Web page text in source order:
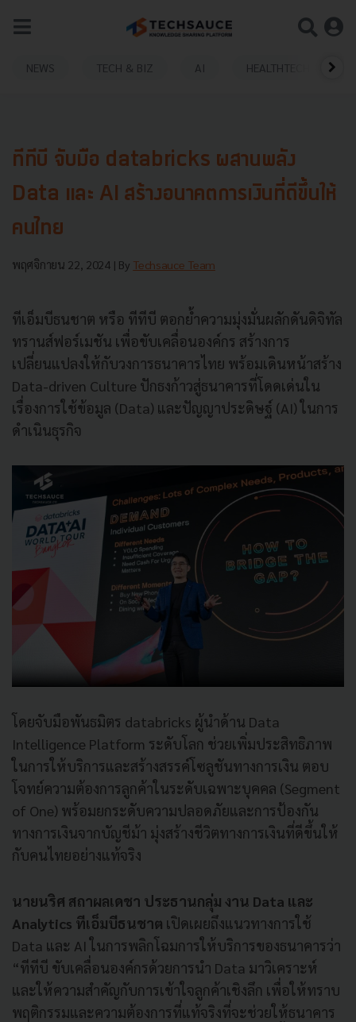
NEWS TECH & BIZ AI HEALTHTECH
ทีทีบี จับมือ databricks ผสานพลัง
Data และ AI สร้างอนาคตการเงินที่ดีขึ้นให้
คนไทย
พฤศจิกายน 22, 2024 | By Techsauce Team
ทีเอ็มบีธนชาต หรือ ทีทีบี ตอกย้ำความมุ่งมั่นผลักดันดิจิทัล
ทรานส์ฟอร์เมชัน เพื่อขับเคลื่อนองค์กร สร้างการ
เปลี่ยนแปลงให้กับวงการธนาคารไทย พร้อมเดินหน้าสร้าง
Data-driven Culture ปักธงก้าวสู่ธนาคารที่โดดเด่นใน
เรื่องการใช้ข้อมูล (Data) และปัญญาประดิษฐ์ (AI) ในการ
ดำเนินธุรกิจ
โดยจับมือพันธมิตร databricks ผู้นำด้าน Data
Intelligence Platform ระดับโลก ช่วยเพิ่มประสิทธิภาพ
ในการให้บริการและสร้างสรรค์โซลูชันทางการเงิน ตอบ
โจทย์ความต้องการลูกค้าในระดับเฉพาะบุคคล (Segment
of One) พร้อมยกระดับความปลอดภัยและการป้องกัน
ทางการเงินจากบัญชีม้า มุ่งสร้างชีวิตทางการเงินที่ดีขึ้นให้
กับคนไทยอย่างแท้จริง
นายนริศ สถาผลเดชา ประธานกลุ่ม งาน Data และ
Analytics ทีเอ็มบีธนชาต เปิดเผยถึงแนวทางการใช้
Data และ AI ในการพลิกโฉมการให้บริการของธนาคารว่า
“ทีทีบี ขับเคลื่อนองค์กรด้วยการนำ Data มาวิเคราะห์
และให้ความสำคัญกับการเข้าใจลูกค้าเชิงลึก เพื่อให้ทราบ
พฤติกรรมและความต้องการที่แท้จริงที่จะช่วยให้ธนาคาร